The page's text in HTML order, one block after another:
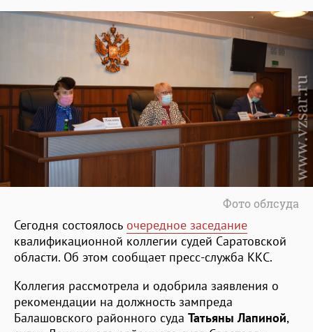
Фото облсуда
Сегодня состоялось очередное заседание
квалификационной коллегии судей Саратовской
области. Об этом сообщает пресс-служба ККС.
Коллегия рассмотрела и одобрила заявления о
рекомендации на должность зампреда
Балашовского районного суда Татьяны Лапиной,